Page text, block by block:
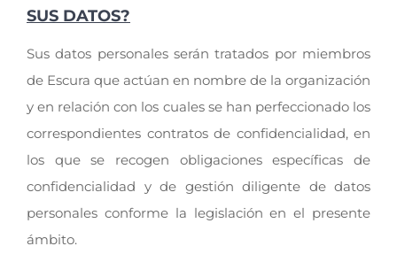
SUS DATOS?
Sus datos personales serán tratados por miembros
de Escura que actúan en nombre de la organización
y en relación con los cuales se han perfeccionado los
correspondientes contratos de confidencialidad, en
los que se recogen obligaciones específicas de
confidencialidad y de gestión diligente de datos
personales conforme la legislación en el presente
ámbito.